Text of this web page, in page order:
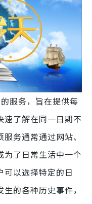
服务，旨在提供每
速了解在同一日期不
务通常通过网站、
为了日常生活中一个
可以选择特定的日
的各种历史事件，